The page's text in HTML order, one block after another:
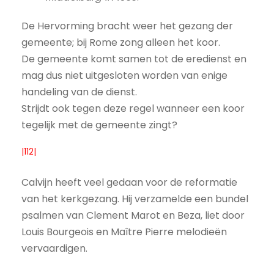
De Hervorming bracht weer het gezang der
gemeente; bij Rome zong alleen het koor.
De gemeente komt samen tot de eredienst en
mag dus niet uitgesloten worden van enige
handeling van de dienst.
Strijdt ook tegen deze regel wanneer een koor
tegelijk met de gemeente zingt?
|112|
Calvijn heeft veel gedaan voor de reformatie
van het kerkgezang. Hij verzamelde een bundel
psalmen van Clement Marot en Beza, liet door
Louis Bourgeois en Maître Pierre melodieën
vervaardigen.